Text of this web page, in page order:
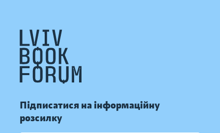
Підписатися на інформаційну
розсилку